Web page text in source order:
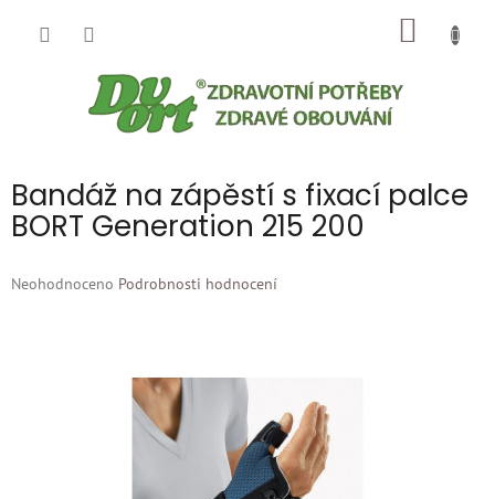
Bandáž na zápěstí s fixací palce
BORT Generation 215 200
Průměrné
Neohodnoceno Podrobnosti hodnocení